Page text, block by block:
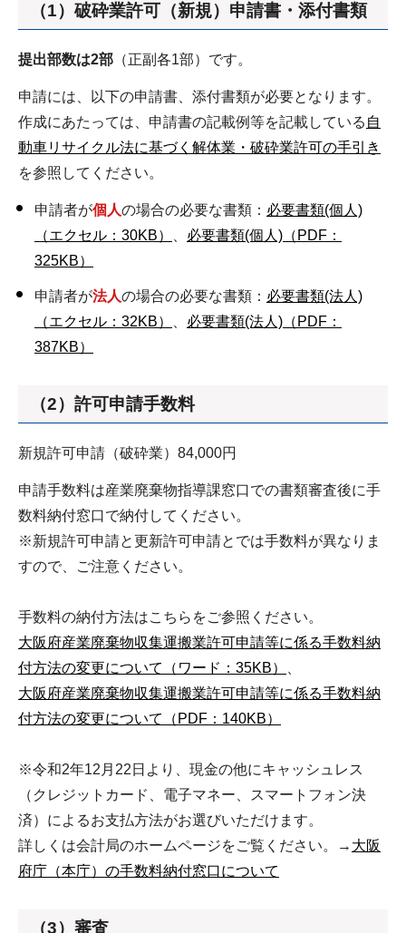
（1）破砕業許可（新規）申請書・添付書類
提出部数は2部 （正副各1部）です。
申請には、以下の申請書、添付書類が必要となります。
作成にあたっては、申請書の記載例等を記載している 自
動車リサイクル法に基づく解体業・破砕業許可の手引き
を参照してください。
申請者が個人の場合の必要な書類： 必要書類(個人)
（エクセル：30KB）
必要書類(個人)（PDF：
325KB）
申請者が法人の場合の必要な書類： 必要書類(法人)
（エクセル：32KB）
必要書類(法人)（PDF：
387KB）
（2）許可申請手数料
新規許可申請（破砕業）84,000円
申請手数料は産業廃棄物指導課窓口での書類審査後に手
数料納付窓口で納付してください。
※新規許可申請と更新許可申請とでは手数料が異なりま
すので、ご注意ください。
手数料の納付方法はこちらをご参照ください。
大阪府産業廃棄物収集運搬業許可申請等に係る手数料納
付方法の変更について（ワード：35KB）
大阪府産業廃棄物収集運搬業許可申請等に係る手数料納
付方法の変更について（PDF：140KB）
※令和2年12月22日より、現金の他にキャッシュレス
（クレジットカード、電子マネー、スマートフォン決
済）によるお支払方法がお選びいただけます。
詳しくは会計局のホームページをご覧ください。→ 大阪
府庁（本庁）の手数料納付窓口について
（3）審査